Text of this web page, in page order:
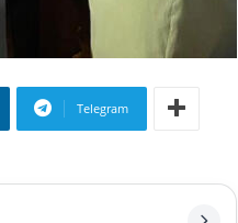
Telegram